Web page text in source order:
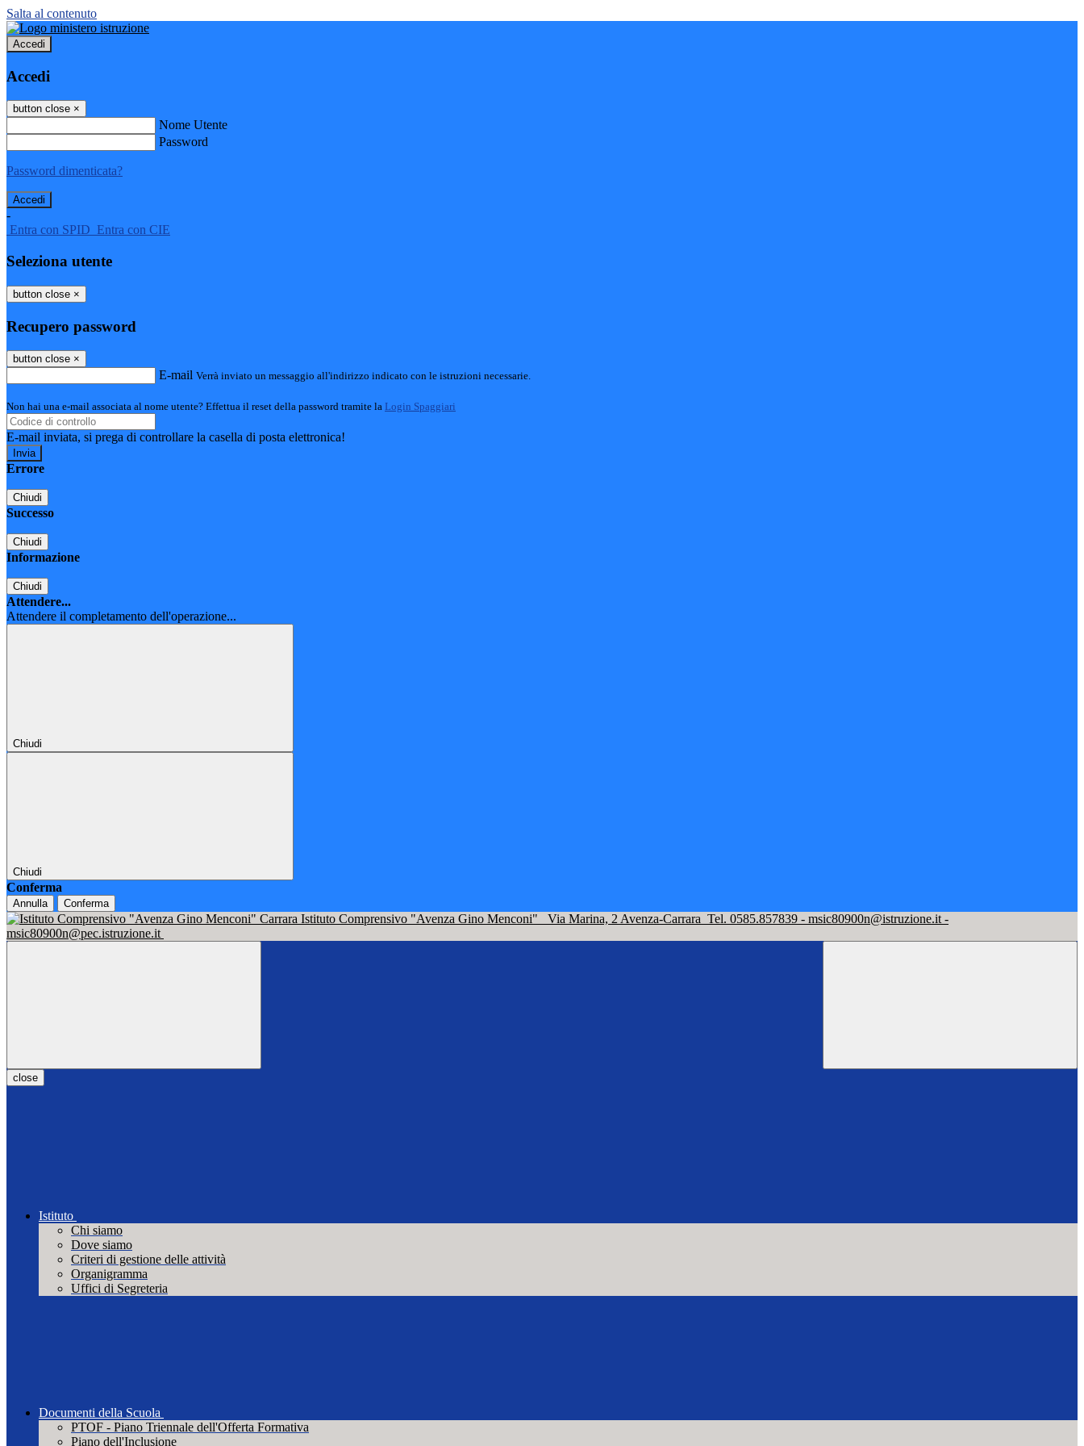
Salta al contenuto
Accedi
Accedi
button close ×
Nome Utente
Password
Password dimenticata?
-
Entra con SPID Entra con CIE
Seleziona utente
button close ×
Recupero password
button close ×
E-mail Verrà inviato un messaggio all'indirizzo indicato con le istruzioni necessarie.
Non hai una e-mail associata al nome utente? Effettua il reset della password tramite la Login Spaggiari
E-mail inviata, si prega di controllare la casella di posta elettronica!
Errore
Chiudi
Successo
Chiudi
Informazione
Chiudi
Attendere...
Attendere il completamento dell'operazione...
Chiudi
Chiudi
Conferma
Annulla Conferma
Istituto Comprensivo "Avenza Gino Menconi" Via Marina, 2 Avenza-Carrara Tel. 0585.857839 - msic80900n@istruzione.it -
msic80900n@pec.istruzione.it
close
Istituto
Chi siamo
Dove siamo
Criteri di gestione delle attività
Organigramma
Uffici di Segreteria
Documenti della Scuola
PTOF - Piano Triennale dell'Offerta Formativa
Piano dell'Inclusione